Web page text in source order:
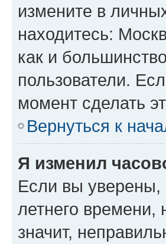
измените в
находитесь:
как и
пользователи.
момент сделать
Вернуться к
Я изменил
Если вы уверены,
летнего
значит,